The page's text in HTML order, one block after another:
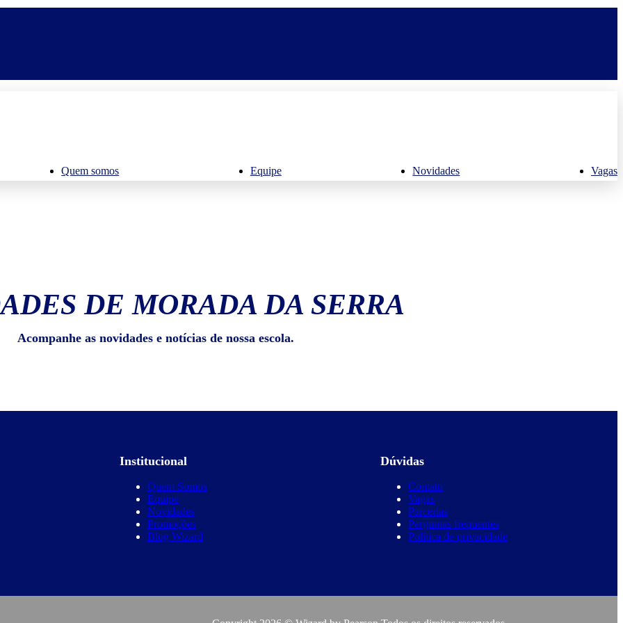
Quem somos Equipe Novidades Vagas
DE MORADA DA SERRA
Acompanhe as novidades e notícias de nossa escola.
Institucional
Quem Somos
Equipe
Novidades
Promoções
Blog Wizard
Dúvidas
Contato
Vagas
Parcerias
Perguntas frequentes
Política de privacidade